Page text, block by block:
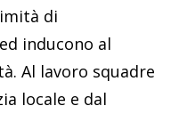
di
inducono al
Al lavoro squadre
locale e dal